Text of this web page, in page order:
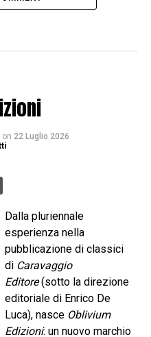
on 22 Luglio 2026
Dalla pluriennale
esperienza nella
pubblicazione di classici
di Caravaggio
Editore(sotto la direzione
editoriale di Enrico De
Luca), nasce Oblivium
Edizioni: un nuovo marchio